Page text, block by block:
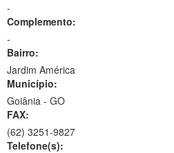
-
Complemento:
-
Bairro:
Jardim América
Município:
Goiânia - GO
FAX:
(62) 3251-9827
Telefone(s):